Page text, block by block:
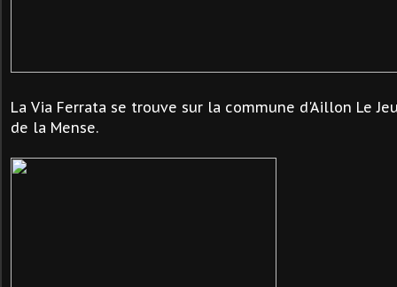
La Via Ferrata se trouve sur la commune d'Aillon Le
de la Mense.